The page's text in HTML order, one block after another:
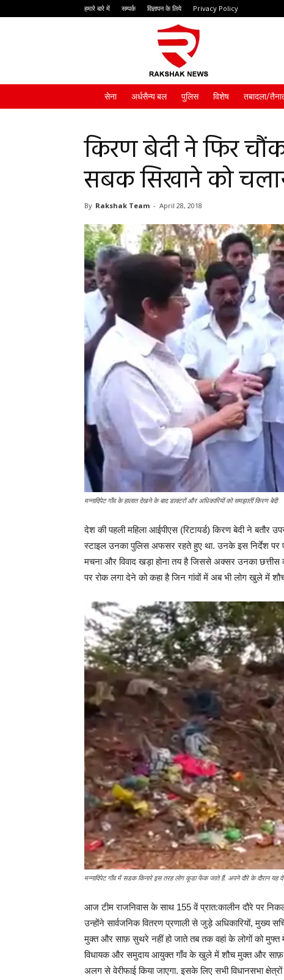
हमारे बारे में सम्पर्क विज्ञापन के लिये Privacy Policy
सेना अर्धसैन्य बल पुलिस विशेष तबादला/
किरण बेदी ने फिर
सबक सिखाने को
By Rakshak Team - April 28, 2018
मन्नादिपेट गाँव के हालात देखने के बाद डाक्टरों और अधिकारियों को समझातीं किरण बेदी
देश की पहली महिला आईपीएस (रिटायर्ड) किरण बेदी ने
स्टाइल उनका पुलिस अफसर रहते हुए था. उनके इस निर्देश पर
मचना और विवाद खड़ा होना तय है जिससे अक्सर उनका छत्तीस
पर रोक लगा देने को कहा है जिन गांवों में अब भी लोग खुले में
मन्नादिपेट गाँव में सडक किनारे इस तरह लोग कूडा फेंक जाते हैं. अपने दौरे के दौरान यह
आज टीम राजनिवास के साथ 155 वें प्रात:कालीन दौरे पर
उन्होंने सार्वजनिक वितरण प्रणाली से जुड़े अधिकारियों,
मुक्त और साफ़ सुथरे नहीं हो जाते तब तक वहां के लोगों को मुफ्त
विधायक और समुदाय आयुक्त गाँव के खुले में शौच मुक्त और साफ़
अलग से वेरीफाई किया जाएगा. इसके लिए सभी विधानसभा